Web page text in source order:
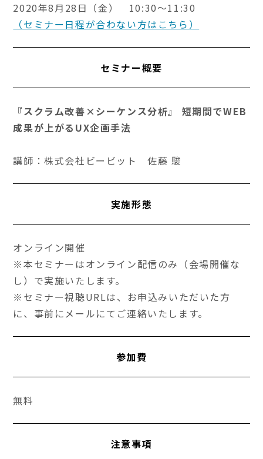
2020年8月28日（金） 10:30～11:30
（セミナー日程が合わない方はこちら）
セミナー概要
『スクラム改善×シーケンス分析』 短期間でWEB
成果が上がるUX企画手法
講師：株式会社ビービット 佐藤 駿
実施形態
オンライン開催
※本セミナーはオンライン配信のみ（会場開催な
し）で実施いたします。
※セミナー視聴URLは、お申込みいただいた方
に、事前にメールにてご連絡いたします。
参加費
無料
注意事項